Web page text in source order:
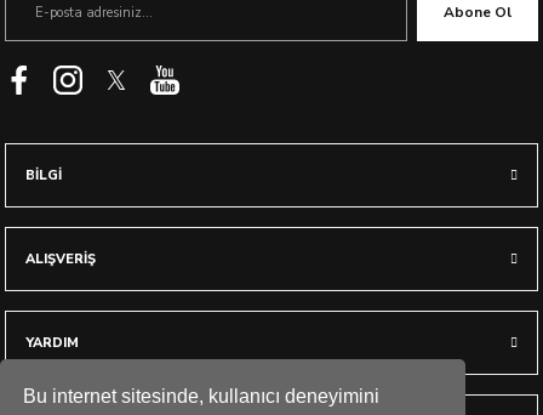
Bu internet sitesinde, kullanıcı deneyimini
0.0 Puan - 0 Yorum
Galaxy A02 / Galaxy M02 Kılıf, Spigen Rugged Armor Matte Black
Abone Ol
BİLGİ
ALIŞVERİŞ
YARDIM